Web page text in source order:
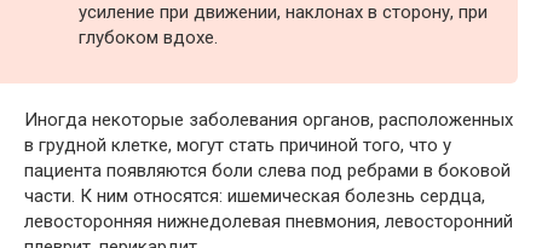
усиление при движении, наклонах в сторону, при
глубоком вдохе.
Иногда некоторые заболевания органов, расположенных
в грудной клетке, могут стать причиной того, что у
пациента появляются боли слева под ребрами в боковой
части. К ним относятся: ишемическая болезнь сердца,
левосторонняя нижнедолевая пневмония, левосторонний